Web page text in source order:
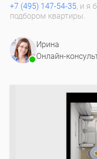
+7 (495) 147-54-35, и я
подбором квартиры.
Ирина
Онлайн-